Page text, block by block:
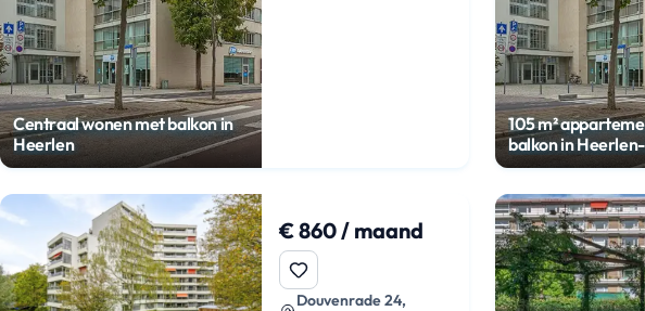
Centraal wonen met balkon in
Heerlen
105 m²
balkon in
€ 860 / maand
Douvenrade 24,